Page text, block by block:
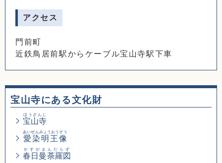
アクセス
門前町
近鉄鳥居前駅からケーブル宝山寺駅下車
宝山寺にある文化財
宝山寺
ほうざんじ
愛染明王像
あいぜんみょうおうぞう
春日曼荼羅図
かすがまんだらず